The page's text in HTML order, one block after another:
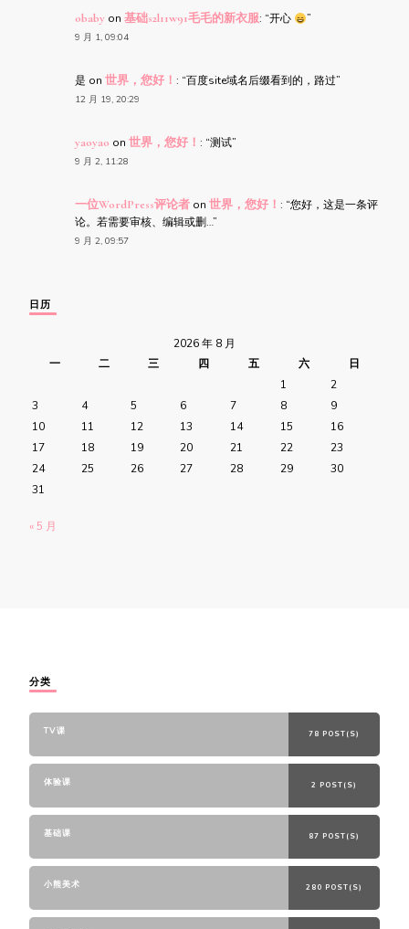
obaby on 基础s2l11w91毛毛的新衣服: “开心 ”
9 月 1, 09:04
是 on 世界，您好！ : “百度site域名后缀看到的，路过”
12 月 19, 20:29
yaoyao on 世界，您好！ : “测试”
9 月 2, 11:28
一位WordPress评论者 on 世界，您好！ : “您好，这是一条评
论。若需要审核、编辑或删…”
9 月 2, 09:57
日历
2026 年 8 月
一
二 三 四 五 六
日
1
2
3
4 5 6 7 8
9
10
11 12 13 14 15
16
17
18 19 20 21 22
23
24
25 26 27 28 29
30
31
« 5 月
分类
TV课 78 POST(S)
体验课 2 POST(S)
基础课 87 POST(S)
小熊美术 280 POST(S)